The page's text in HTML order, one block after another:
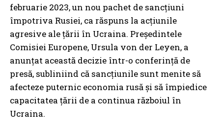
februarie 2023, un nou pachet de sancțiuni
împotriva Rusiei, ca răspuns la acțiunile
agresive ale țării în Ucraina. Președintele
Comisiei Europene, Ursula von der Leyen, a
anunțat această decizie într-o conferință de
presă, subliniind că sancțiunile sunt menite să
afecteze puternic economia rusă și să împiedice
capacitatea țării de a continua războiul în
Ucraina.